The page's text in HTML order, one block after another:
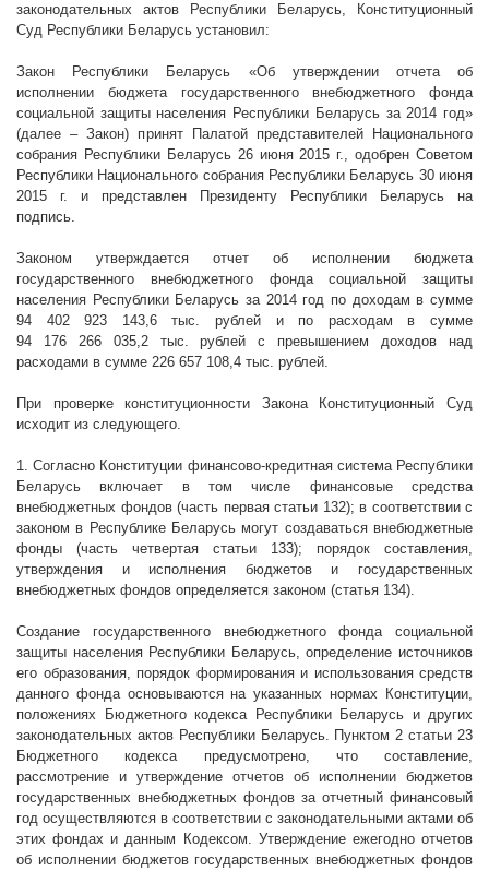
законодательных актов Республики Беларусь, Конституционный
Суд Республики Беларусь установил:
Закон Республики Беларусь «Об утверждении отчета об
исполнении бюджета государственного внебюджетного фонда
социальной защиты населения Республики Беларусь за 2014 год»
(далее – Закон) принят Палатой представителей Национального
собрания Республики Беларусь 26 июня2015 г., одобрен Советом
Республики Национального собрания Республики Беларусь 30 июня
2015 г. и представлен Президенту Республики Беларусь на
подпись.
Законом утверждается отчет об исполнении бюджета
государственного внебюджетного фонда социальной защиты
населения Республики Беларусь за 2014 год по доходам в сумме
94
402 923 143,6 тыс. рублей и по расходам в
сумме
94
176 266 035,2 тыс.
рублей с превышением доходов над
расходами в сумме 226 657 108,4 тыс. рублей.
При проверке конституционности Закона Конституционный Суд
исходит из следующего.
1. Согласно Конституции финансово-кредитная система Республики
Беларусь включает в том числе финансовые средства
внебюджетных фондов (часть первая статьи 132); в соответствии с
законом в Республике Беларусь могут создаваться внебюджетные
фонды (часть четвертая статьи 133); порядок составления,
утверждения и исполнения бюджетов и государственных
внебюджетных фондов определяется законом (статья 134).
Создание государственного внебюджетного фонда социальной
защиты населения Республики Беларусь, определение источников
его образования, порядок формирования и использования средств
данного фонда основываются на указанных нормах Конституции,
положениях Бюджетного кодекса Республики Беларусь и других
законодательных актов Республики Беларусь. Пунктом 2 статьи 23
Бюджетного кодекса предусмотрено, что составление,
рассмотрение и утверждение отчетов об исполнении бюджетов
государственных внебюджетных фондов за отчетный финансовый
год осуществляются в соответствии с законодательными актами об
этих фондах и данным Кодексом. Утверждение ежегодно отчетов
об исполнении бюджетов государственных внебюджетных фондов